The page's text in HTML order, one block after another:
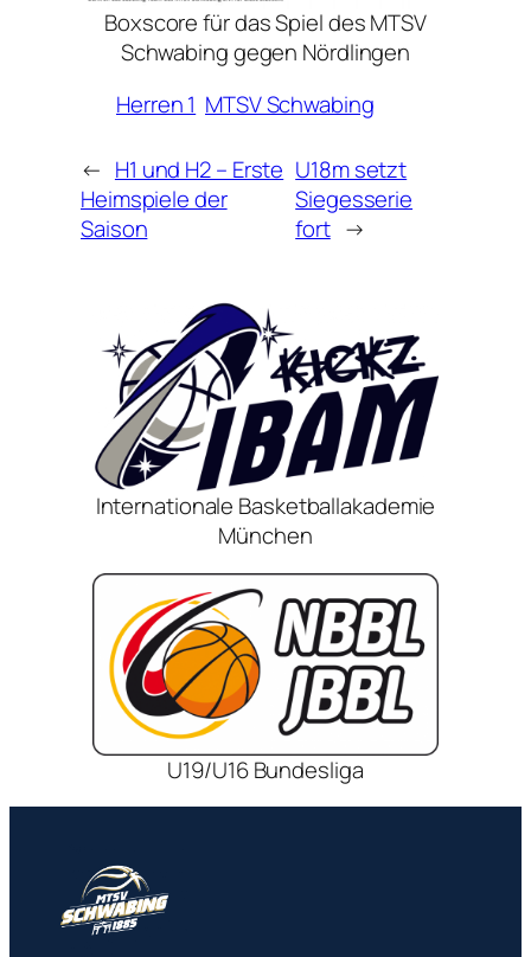
Boxscore für das Spiel des MTSV
Schwabing gegen Nördlingen
Herren 1 MTSV Schwabing
← H1 und H2 – Erste
Heimspiele der
Saison
U18m setzt
Siegesserie
fort →
Internationale Basketballakademie
München
U19/U16 Bundesliga